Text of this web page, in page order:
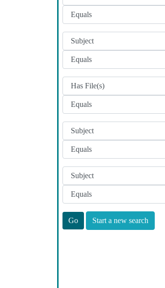
Start a new search